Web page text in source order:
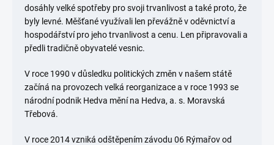
dosáhly velké spotřeby pro svoji trvanlivost a také proto, že
byly levné. Měšťané využívali len převážně v oděvnictví a
hospodářství pro jeho trvanlivost a cenu. Len připravovali a
předli tradičně obyvatelé vesnic.
V roce 1990 v důsledku politických změn v našem státě
začíná na provozech velká reorganizace a v roce 1993 se
národní podnik Hedva mění na Hedva, a. s. Moravská
Třebová.
V roce 2014 vzniká odštěpením závodu 06 Rýmařov od